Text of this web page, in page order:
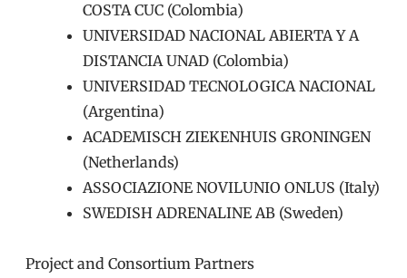
COSTA CUC (Colombia)
UNIVERSIDAD NACIONAL ABIERTA Y A
DISTANCIA UNAD (Colombia)
UNIVERSIDAD TECNOLOGICA NACIONAL
(Argentina)
ACADEMISCH ZIEKENHUIS GRONINGEN
(Netherlands)
ASSOCIAZIONE NOVILUNIO ONLUS (Italy)
SWEDISH ADRENALINE AB (Sweden)
Project and Consortium Partners